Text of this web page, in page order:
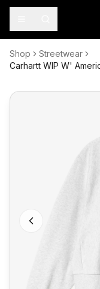
Shop
Streetwear
Carhartt WIP W'